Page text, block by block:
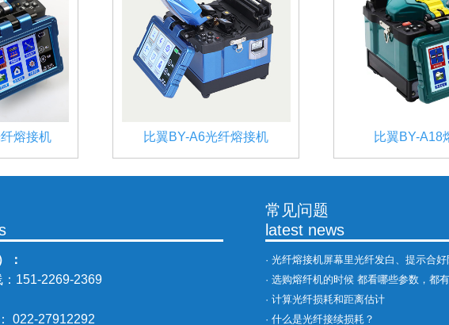
熔接机 比翼BY-A6光纤熔接机 比翼BY-A18
：
151-2269-2369
27912292
常见问题
latest news
· 光纤熔接机屏幕里光纤发白、提示合好防风盖
· 选购熔纤机的时候 都看哪些参数，都
· 计算光纤损耗和距离估计
· 什么是光纤接续损耗？